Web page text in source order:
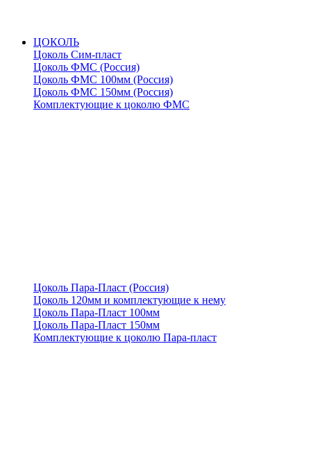
ЦОКОЛЬ
Цоколь Сим-пласт
Цоколь ФМС (Россия)
Цоколь ФМС 100мм (Россия)
Цоколь ФМС 150мм (Россия)
Комплектующие к цоколю ФМС
Цоколь Пара-Пласт (Россия)
Цоколь 120мм и комплектующие к нему
Цоколь Пара-Пласт 100мм
Цоколь Пара-Пласт 150мм
Комплектующие к цоколю Пара-пласт